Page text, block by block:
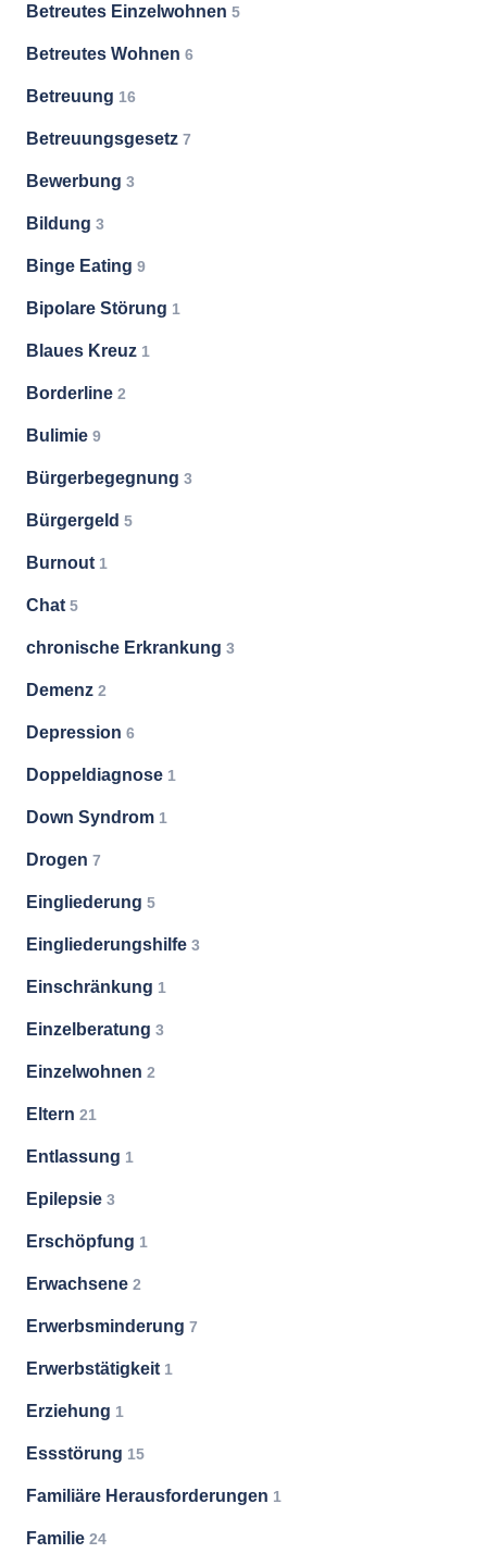
Betreutes Einzelwohnen 5
Betreutes Wohnen 6
Betreuung 16
Betreuungsgesetz 7
Bewerbung 3
Bildung 3
Binge Eating 9
Bipolare Störung 1
Blaues Kreuz 1
Borderline 2
Bulimie 9
Bürgerbegegnung 3
Bürgergeld 5
Burnout 1
Chat 5
chronische Erkrankung 3
Demenz 2
Depression 6
Doppeldiagnose 1
Down Syndrom 1
Drogen 7
Eingliederung 5
Eingliederungshilfe 3
Einschränkung 1
Einzelberatung 3
Einzelwohnen 2
Eltern 21
Entlassung 1
Epilepsie 3
Erschöpfung 1
Erwachsene 2
Erwerbsminderung 7
Erwerbstätigkeit 1
Erziehung 1
Essstörung 15
Familiäre Herausforderungen 1
Familie 24